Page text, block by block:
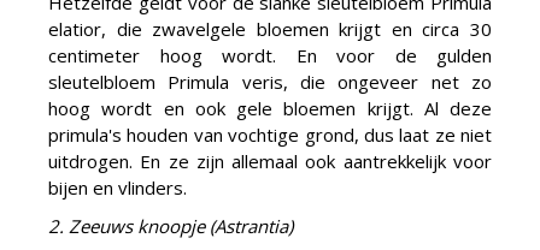
elatior, die zwavelgele bloemen krijgt en circa 30
centimeter hoog wordt. En voor de gulden
sleutelbloem Primula veris, die ongeveer net zo
hoog wordt en ook gele bloemen krijgt. Al deze
primula's houden van vochtige grond, dus laat ze niet
uitdrogen. En ze zijn allemaal ook aantrekkelijk voor
bijen en vlinders.
2. Zeeuws knoopje (Astrantia)